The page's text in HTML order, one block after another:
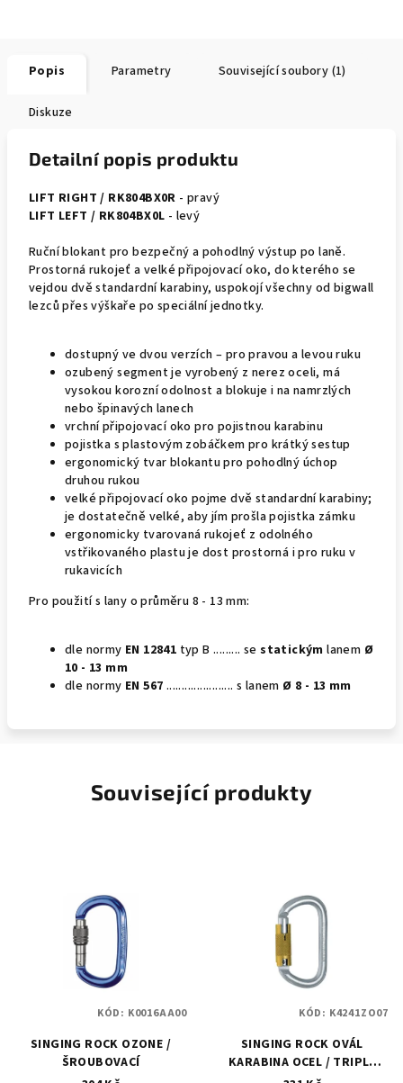
Popis Parametry Související soubory (1)
Diskuze
Detailní popis produktu
LIFT RIGHT / RK804BX0R - pravý
LIFT LEFT / RK804BX0L - levý
Ruční blokant pro bezpečný a pohodlný výstup po laně.
Prostorná rukojeť a velké připojovací oko, do kterého se
vejdou dvě standardní karabiny, uspokojí všechny od bigwall
lezců přes výškaře po speciální jednotky.
dostupný ve dvou verzích – pro pravou a levou ruku
ozubený segment je vyrobený z nerez oceli, má
vysokou korozní odolnost a blokuje i na namrzlých
nebo špinavých lanech
vrchní připojovací oko pro pojistnou karabinu
pojistka s plastovým zobáčkem pro krátký sestup
ergonomický tvar blokantu pro pohodlný úchop
druhou rukou
velké připojovací oko pojme dvě standardní karabiny;
je dostatečně velké, aby jím prošla pojistka zámku
ergonomicky tvarovaná rukojeť z odolného
vstřikovaného plastu je dost prostorná i pro ruku v
rukavicích
Pro použití s lany o průměru 8 - 13 mm:
dle normy EN 12841 typ B ......... sestatickýmlanem Ø
10 - 13 mm
dle normy EN 567 ...................... s lanem Ø 8 - 13 mm
Související produkty
SINGING ROCK OZONE /
ŠROUBOVACÍ
KÓD: K0016AA00
SINGING ROCK OVÁL
KARABINA OCEL / TRIPLE
KÓD: K4241ZO07